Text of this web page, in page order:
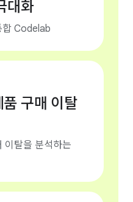
대화
합 Codelab
구매 이탈
이탈을 분석하는